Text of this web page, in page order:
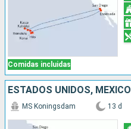
Comidas incluidas
ESTADOS UNIDOS, MÉXICO
MS Koningsdam 13 d